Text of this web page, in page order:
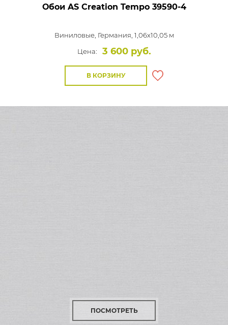
Обои AS Creation Tempo39590-4
Виниловые, Германия, 1,06x10,05 м
Цена:
3 600 руб.
В КОРЗИНУ
ПОСМОТРЕТЬ